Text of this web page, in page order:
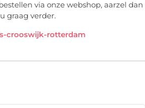
via onze webshop, aarzel dan
graag verder.
crooswijk-rotterdam